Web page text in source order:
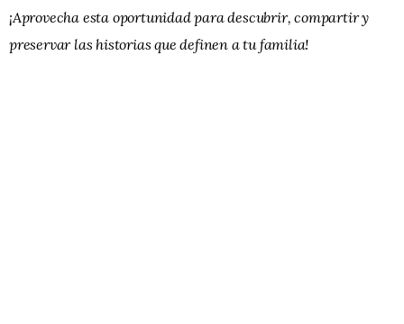
¡Aprovecha esta oportunidad para descubrir, compartir y
preservar las historias que definen a tu familia!